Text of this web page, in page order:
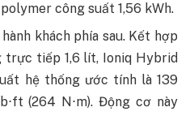
công suất 1,56 kWh.
khách phía sau. Kết hợp
trực tiếp 1,6 lít, Ioniq Hybrid
hệ thống ước tính là 139
(264 N⋅m). Động cơ này